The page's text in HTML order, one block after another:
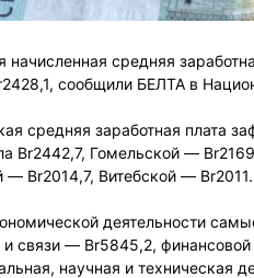
начисленная средняя
сообщили БЕЛТА в
средняя заработная плата
Br2442,7, Гомельской —
— Br2014,7, Витебской — Br2011.
деятельности
связи — Br5845,2,
научная и техническая